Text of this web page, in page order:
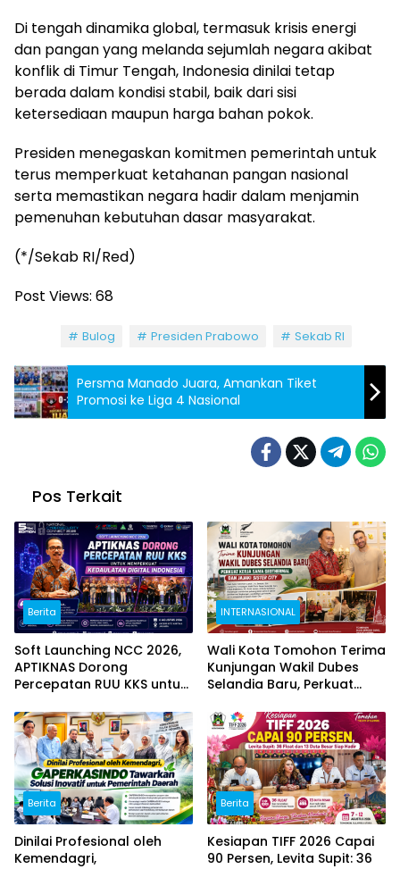
Di tengah dinamika global, termasuk krisis energi
dan pangan yang melanda sejumlah negara akibat
konflik di Timur Tengah, Indonesia dinilai tetap
berada dalam kondisi stabil, baik dari sisi
ketersediaan maupun harga bahan pokok.
Presiden menegaskan komitmen pemerintah untuk
terus memperkuat ketahanan pangan nasional
serta memastikan negara hadir dalam menjamin
pemenuhan kebutuhan dasar masyarakat.
(*/Sekab RI/Red)
Post Views: 68
Bulog Presiden Prabowo Sekab RI
Persma Manado Juara, Amankan Tiket
Promosi ke Liga 4 Nasional
Pos Terkait
Berita
Soft Launching NCC 2026,
APTIKNAS Dorong
Percepatan RUU KKS untuk
Digital Indonesia
INTERNASIONAL
Wali Kota Tomohon Terima
Kunjungan Wakil Dubes
Selandia Baru, Perkuat
dan Jajaki Sister City
Berita
Dinilai Profesional oleh
Kemendagri,
Berita
Kesiapan TIFF 2026 Capai
90 Persen, Levita Supit: 36